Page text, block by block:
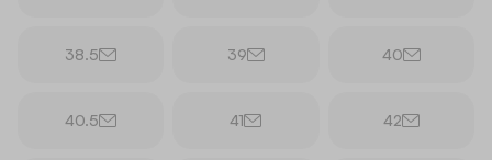
38.5 39 40
40.5 41 42